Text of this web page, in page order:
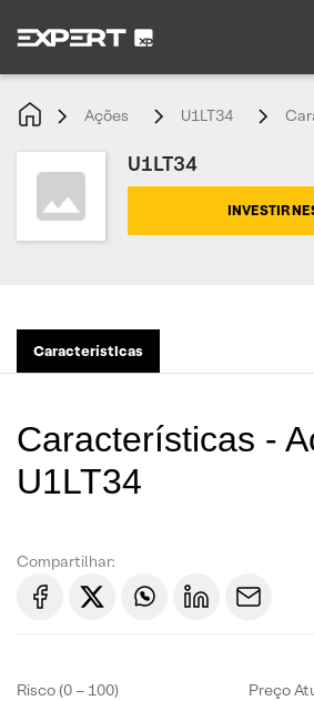
Ações U1LT34
U1LT34
INVESTIR
Características
Características -
U1LT34
Compartilhar:
Risco (0 – 100)
Preço